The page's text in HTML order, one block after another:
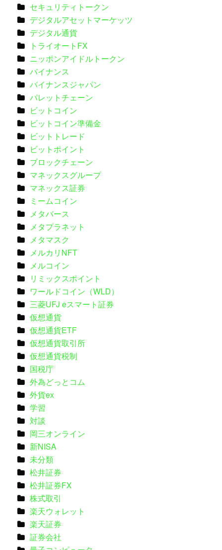
セキュリティトークン
デジタルアセットマーケッツ
デジタル通貨
トライオートFX
ニッポンアイドルトークン
バイナンス
バイナンスジャパン
パレットチェーン
ビットコイン
ビットコイン準備金
ビットトレード
ビットポイント
ブロックチェーン
マネックスグループ
マネックス証券
ミームコイン
メタバース
メタプラネット
メタマスク
メルカリNFT
メルコイン
リミックスポイント
ワールドコイン（WLD）
三菱UFJ eスマート証券
仮想通貨
仮想通貨ETF
仮想通貨取引所
仮想通貨税制
国税庁
外為どっとコム
外貨ex
学習
対談
岡三オンライン
新NISA
未分類
松井証券
松井証券FX
株式取引
楽天ウォレット
楽天証券
証券会社